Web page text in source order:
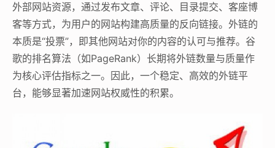
外部网站资源，通过发布文章、评论、目录提交、客座博
客等方式，为用户的网站构建高质量的反向链接。外链的
本质是“投票”，即其他网站对你的内容的认可与推荐。谷
歌的排名算法（如PageRank）长期将外链数量与质量作
为核心评估指标之一。因此，一个稳定、高效的外链平
台，能够显著加速网站权威性的积累。